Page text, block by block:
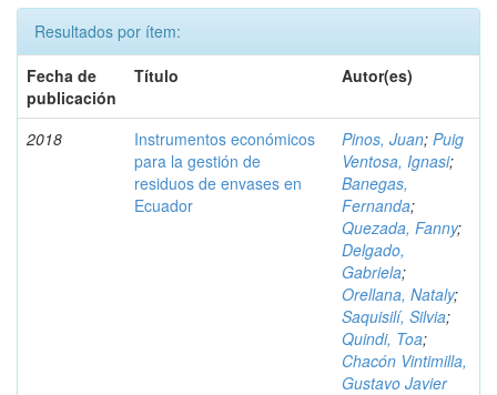
Resultados por ítem:
Fecha de
publicación
Título Autor(es)
2018
Instrumentos económicos
para la gestión de
residuos de envases en
Ecuador
Pinos, Juan; Puig
Ventosa, Ignasi;
Banegas,
Fernanda;
Quezada, Fanny;
Delgado,
Gabriela;
Orellana, Nataly;
Saquisilí, Silvia;
Quindi, Toa;
Chacón Vintimilla,
Gustavo Javier